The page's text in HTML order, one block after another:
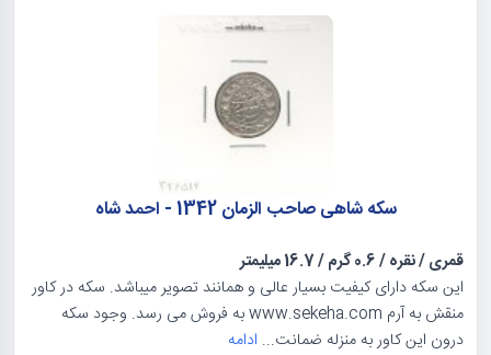
سکه شاهی صاحب الزمان 1342 - احمد شاه
قمری/نقره/0.6 گرم /16.7 میلیمتر
این سکه دارای کیفیت بسیار عالی و همانند تصویر میباشد. سکه در کاور
منقش به آرم www.sekeha.com به فروش می رسد. وجود سکه
درون این کاور به منزله ضمانت... ادامه